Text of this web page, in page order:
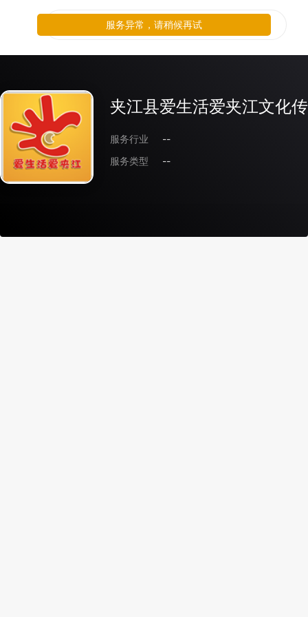
夹江县爱生活爱夹江文化
服务行业
--
服务类型
--
服务异常，请稍候再试